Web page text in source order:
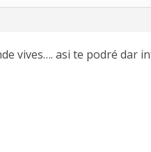
vives…. asi te podré dar